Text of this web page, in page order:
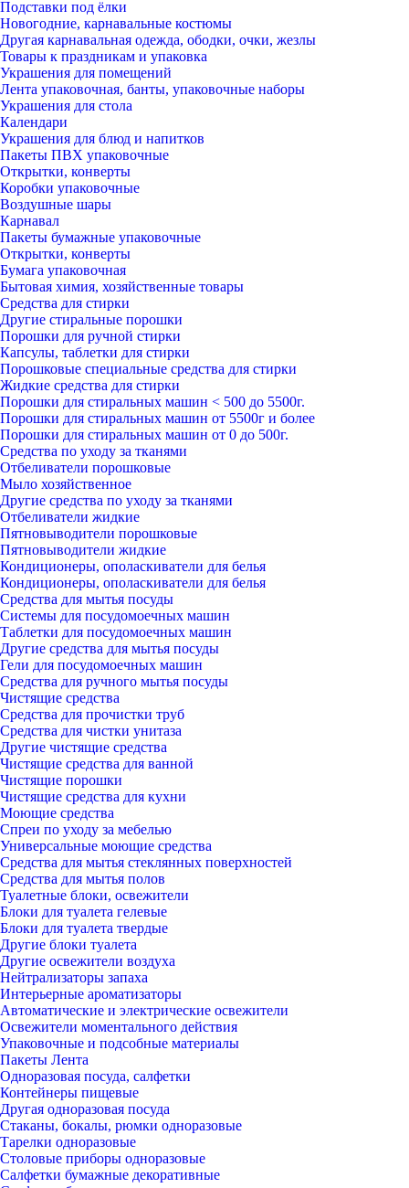
Подставки под ёлки
Новогодние, карнавальные костюмы
Другая карнавальная одежда, ободки, очки, жезлы
Товары к праздникам и упаковка
Украшения для помещений
Лента упаковочная, банты, упаковочные наборы
Украшения для стола
Календари
Украшения для блюд и напитков
Пакеты ПВХ упаковочные
Открытки, конверты
Коробки упаковочные
Воздушные шары
Карнавал
Пакеты бумажные упаковочные
Открытки, конверты
Бумага упаковочная
Бытовая химия, хозяйственные товары
Средства для стирки
Другие стиральные порошки
Порошки для ручной стирки
Капсулы, таблетки для стирки
Порошковые специальные средства для стирки
Жидкие средства для стирки
Порошки для стиральных машин < 500 до 5500г.
Порошки для стиральных машин от 5500г и более
Порошки для стиральных машин от 0 до 500г.
Средства по уходу за тканями
Отбеливатели порошковые
Мыло хозяйственное
Другие средства по уходу за тканями
Отбеливатели жидкие
Пятновыводители порошковые
Пятновыводители жидкие
Кондиционеры, ополаскиватели для белья
Кондиционеры, ополаскиватели для белья
Средства для мытья посуды
Системы для посудомоечных машин
Таблетки для посудомоечных машин
Другие средства для мытья посуды
Гели для посудомоечных машин
Средства для ручного мытья посуды
Чистящие средства
Средства для прочистки труб
Средства для чистки унитаза
Другие чистящие средства
Чистящие средства для ванной
Чистящие порошки
Чистящие средства для кухни
Моющие средства
Спреи по уходу за мебелью
Универсальные моющие средства
Средства для мытья стеклянных поверхностей
Средства для мытья полов
Туалетные блоки, освежители
Блоки для туалета гелевые
Блоки для туалета твердые
Другие блоки туалета
Другие освежители воздуха
Нейтрализаторы запаха
Интерьерные ароматизаторы
Автоматические и электрические освежители
Освежители моментального действия
Упаковочные и подсобные материалы
Пакеты Лента
Одноразовая посуда, салфетки
Контейнеры пищевые
Другая одноразовая посуда
Стаканы, бокалы, рюмки одноразовые
Тарелки одноразовые
Столовые приборы одноразовые
Салфетки бумажные декоративные